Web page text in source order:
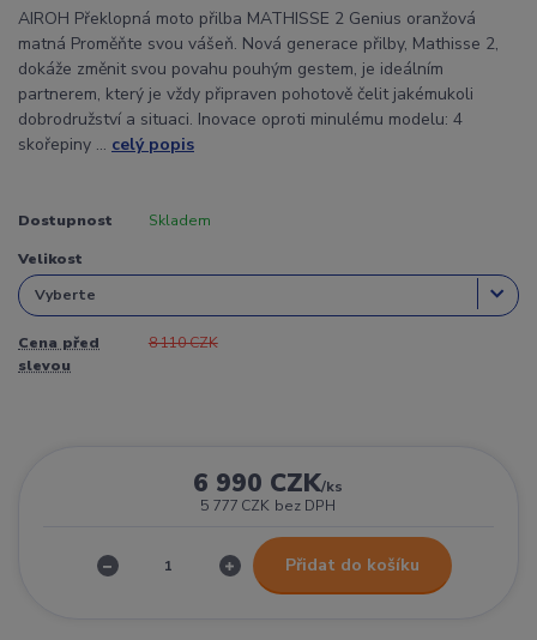
AIROH Překlopná moto přilba MATHISSE 2 Genius oranžová
matná Proměňte svou vášeň. Nová generace přilby, Mathisse 2,
dokáže změnit svou povahu pouhým gestem, je ideálním
partnerem, který je vždy připraven pohotově čelit jakémukoli
dobrodružství a situaci. Inovace oproti minulému modelu: 4
skořepiny ... celý popis
Dostupnost Skladem
Velikost
Cena před
slevou
8 110 CZK
6 990 CZK/ks
5 777 CZK bez DPH
Přidat do košíku